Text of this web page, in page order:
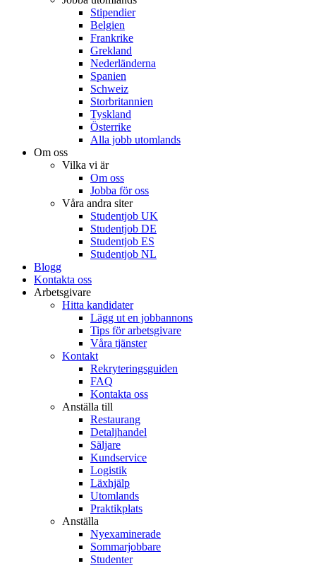
Stipendier
Belgien
Frankrike
Grekland
Nederländerna
Spanien
Schweiz
Storbritannien
Tyskland
Österrike
Alla jobb utomlands
Om oss
Vilka vi är
Om oss
Jobba för oss
Våra andra siter
Studentjob UK
Studentjob DE
Studentjob ES
Studentjob NL
Blogg
Kontakta oss
Arbetsgivare
Hitta kandidater
Lägg ut en jobbannons
Tips för arbetsgivare
Våra tjänster
Kontakt
Rekryteringsguiden
FAQ
Kontakta oss
Anställa till
Restaurang
Detaljhandel
Säljare
Kundservice
Logistik
Läxhjälp
Utomlands
Praktikplats
Anställa
Nyexaminerade
Sommarjobbare
Studenter